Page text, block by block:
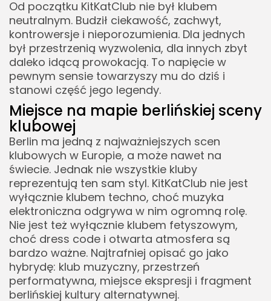
Od początku KitKatClub nie był klubem
neutralnym. Budził ciekawość, zachwyt,
kontrowersje i nieporozumienia. Dla jednych
był przestrzenią wyzwolenia, dla innych zbyt
daleko idącą prowokacją. To napięcie w
pewnym sensie towarzyszy mu do dziś i
stanowi część jego legendy.
Miejsce na mapie berlińskiej sceny
klubowej
Berlin ma jedną z najważniejszych scen
klubowych w Europie, a może nawet na
świecie. Jednak nie wszystkie kluby
reprezentują ten sam styl. KitKatClub nie jest
wyłącznie klubem techno, choć muzyka
elektroniczna odgrywa w nim ogromną rolę.
Nie jest też wyłącznie klubem fetyszowym,
choć dress code i otwarta atmosfera są
bardzo ważne. Najtrafniej opisać go jako
hybrydę: klub muzyczny, przestrzeń
performatywna, miejsce ekspresji i fragment
berlińskiej kultury alternatywnej.